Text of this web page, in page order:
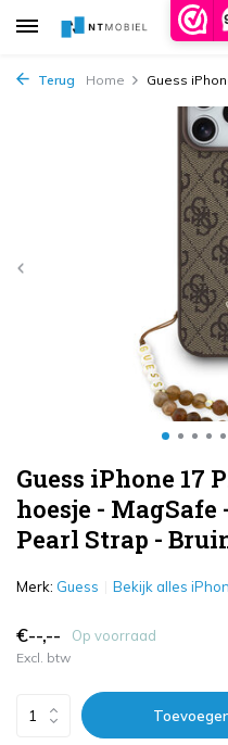
Terug Home Guess
Guess iPhone 17
hoesje - MagSafe
Pearl Strap -
Merk: Guess Bekijk alles
€--,-- Op voorraad
Excl. btw